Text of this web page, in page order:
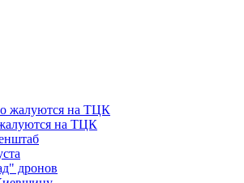
жалуются на ТЦК
дронов